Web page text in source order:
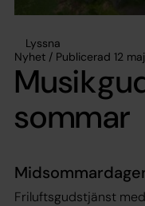
Lyssna
Nyhet / Publicerad 12
sommar
Friluftsgudstjänst